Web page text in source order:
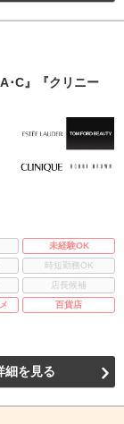
･C』『クリニー
未経験OK
時短勤務OK
店長候補
百貨店
細を見る